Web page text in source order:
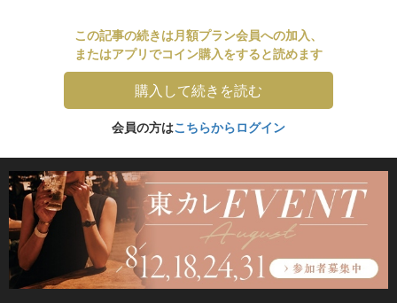
この記事の続きは月額プラン会員への加入、
またはアプリでコイン購入をすると読めます
購入して続きを読む
会員の方はこちらからログイン